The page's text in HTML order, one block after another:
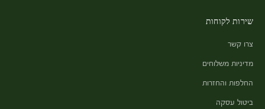
שירות לקוחות
צרו קשר
מדיניות משלוחים
החלפות והחזרות
ביטול עסקה